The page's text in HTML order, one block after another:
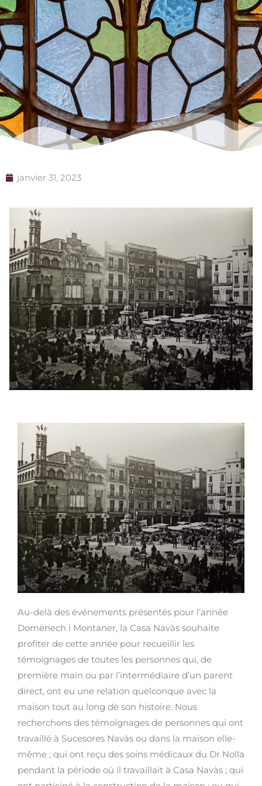
janvier 31, 2023
Au-delà des événements présentés pour l’année
Domènech i Montaner, la Casa Navàs souhaite
profiter de cette année pour recueillir les
témoignages de toutes les personnes qui, de
première main ou par l’intermédiaire d’un parent
direct, ont eu une relation quelconque avec la
maison tout au long de son histoire. Nous
recherchons des témoignages de personnes qui ont
travaillé à Sucesores Navàs ou dans la maison elle-
même ; qui ont reçu des soins médicaux du Dr Nolla
pendant la période où il travaillait à Casa Navàs ; qui